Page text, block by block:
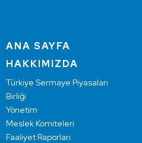
ANA SAYFA
HAKKIMIZDA
Türkiye Sermaye Piyasaları
Birliği
Yönetim
Meslek Komiteleri
Faaliyet Raporları